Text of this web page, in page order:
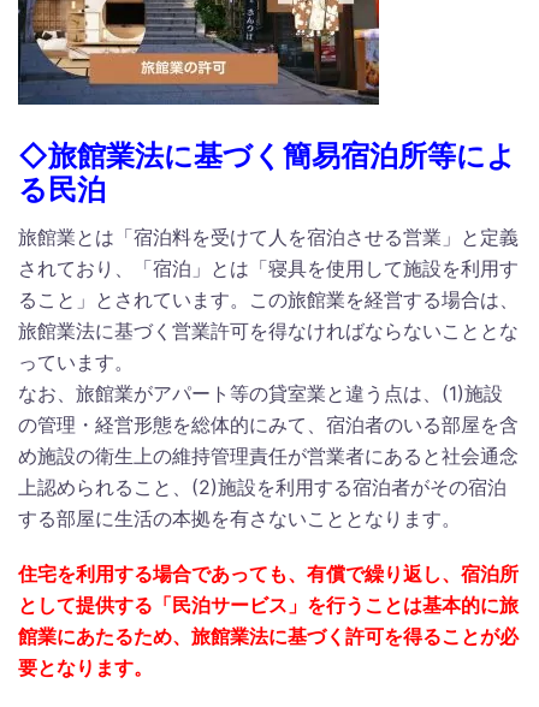
◇旅館業法に基づく簡易宿泊所等によ
る民泊
旅館業とは「宿泊料を受けて人を宿泊させる営業」と定義
されており、「宿泊」とは「寝具を使用して施設を利用す
ること」とされています。この旅館業を経営する場合は、
旅館業法に基づく営業許可を得なければならないこととな
っています。
なお、旅館業がアパート等の貸室業と違う点は、(1)施設
の管理・経営形態を総体的にみて、宿泊者のいる部屋を含
め施設の衛生上の維持管理責任が営業者にあると社会通念
上認められること、(2)施設を利用する宿泊者がその宿泊
する部屋に生活の本拠を有さないこととなります。
住宅を利用する場合であっても、有償で繰り返し、宿泊所
として提供する「民泊サービス」を行うことは基本的に旅
館業にあたるため、旅館業法に基づく許可を得ることが必
要となります。